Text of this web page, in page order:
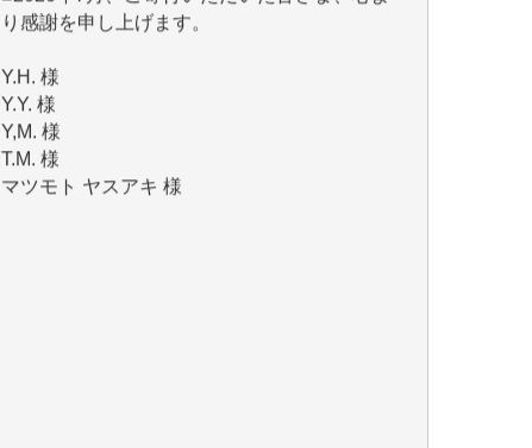
Y.H. 様
Y,M. 様
T.M. 様
マツモト ヤスアキ 様
マシオン 恵美香 様
岩井 祐子 様